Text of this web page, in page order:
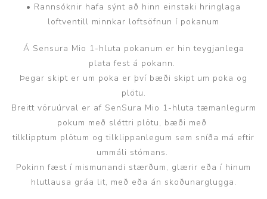
• Rannsóknir hafa sýnt að hinn einstaki hringlaga
loftventill minnkar loftsöfnun í pokanum
Á Sensura Mio 1-hluta pokanum er hin teygjanlega
plata fest á pokann.
Þegar skipt er um poka er því bæði skipt um poka og
plötu.
Breitt vöruúrval er af SenSura Mio 1-hluta tæmanlegurm
pokum með sléttri plötu, bæði með
tilklipptum plötum og tilklippanlegum sem sníða má eftir
ummáli stómans.
Pokinn fæst í mismunandi stærðum, glærir eða í hinum
hlutlausa gráa lit, með eða án skoðunarglugga.